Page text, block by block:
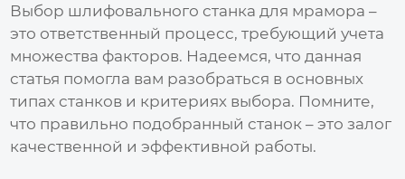
Выбор шлифовального станка для мрамора –
это ответственный процесс, требующий учета
множества факторов. Надеемся, что данная
статья помогла вам разобраться в основных
типах станков и критериях выбора. Помните,
что правильно подобранный станок – это залог
качественной и эффективной работы.